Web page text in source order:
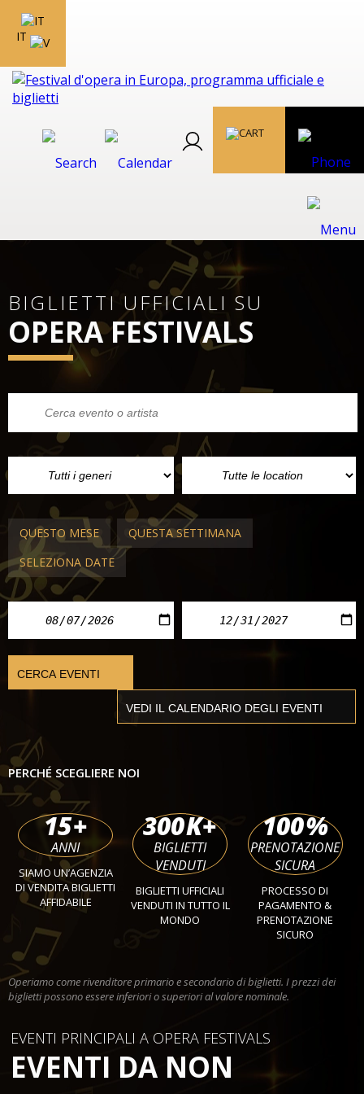
IT
BIGLIETTI UFFICIALI SU
OPERA FESTIVALS
QUESTO MESE
QUESTA SETTIMANA
SELEZIONA DATE
PERCHÉ SCEGLIERE NOI
15+
ANNI
SIAMO UN’AGENZIA
DI VENDITA BIGLIETTI
AFFIDABILE
300K+
BIGLIETTI
VENDUTI
BIGLIETTI UFFICIALI
VENDUTI IN TUTTO IL
MONDO
100%
PRENOTAZIONE
SICURA
PROCESSO DI
PAGAMENTO &
PRENOTAZIONE
SICURO
Operiamo come rivenditore primario e secondario di biglietti. I prezzi dei
biglietti possono essere inferiori o superiori al valore nominale.
EVENTI PRINCIPALI A OPERA FESTIVALS
EVENTI DA NON